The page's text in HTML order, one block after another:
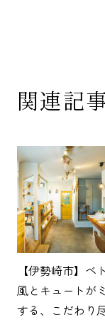
関連記
【伊勢崎市】ベ
風とキュートが
する、こだわり